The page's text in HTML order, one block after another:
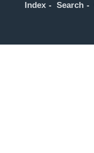
Index Search